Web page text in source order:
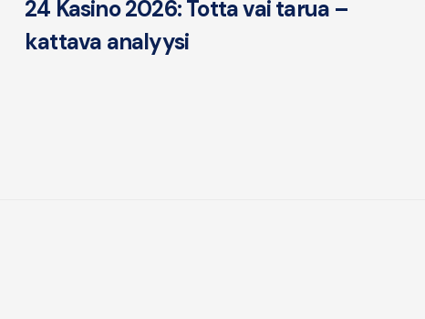
24 Kasino 2026: Totta vai tarua –
kattava analyysi